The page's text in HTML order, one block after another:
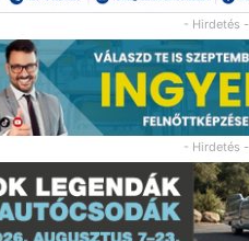
- Hirdetés -
- Hirdetés -